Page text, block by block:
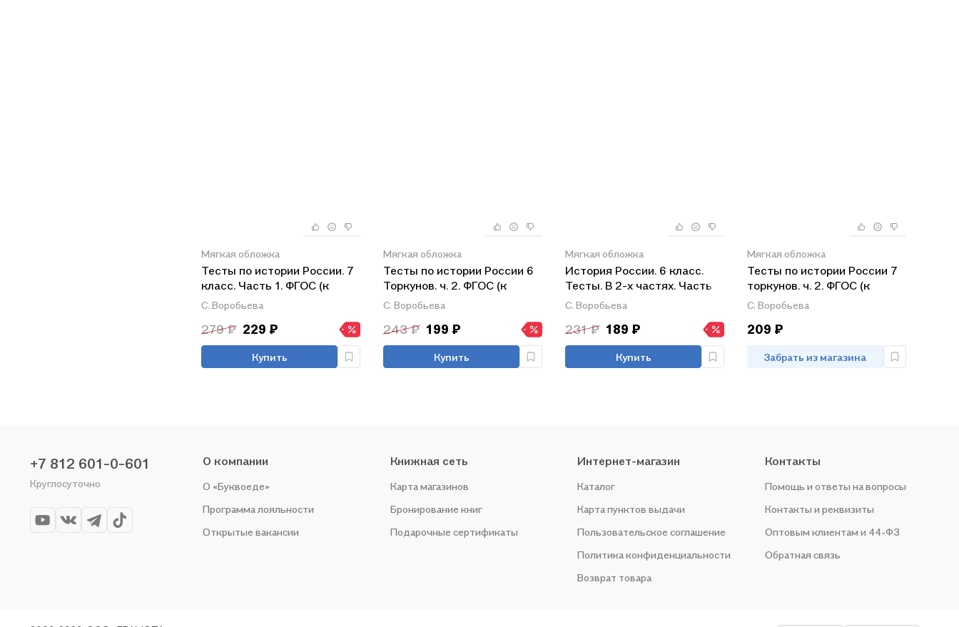
Мягкая обложка
Тесты по истории России. 7
класс. Часть 1. ФГОС (к
новому учебнику)
С. Воробьева
279 ₽ 229 ₽
Купить
Мягкая обложка
Тесты по истории России 6
Торкунов. ч. 2. ФГОС (к
новому учебнику) Изд.3
С. Воробьева
243 ₽ 199 ₽
Купить
Мягкая обложка
История России. 6 класс.
Тесты. В 2-х частях. Часть 1.
К учебнику под редакцией
А.В. Торкунова "История
России. 6 класс". ФГОС (к
новому учебнику)
С. Воробьева
231 ₽ 189 ₽
Купить
Мягкая обложка
Тесты по истории России 7
торкунов. ч. 2. ФГОС (к
новому учебнику)
С. Воробьева
209 ₽
Забрать из магазина
+7 812 601-0-601
Круглосуточно
О компании
О «Буквоеде»
Программа лояльности
Открытые вакансии
Книжная сеть
Карта магазинов
Бронирование книг
Подарочные сертификаты
Интернет-магазин
Каталог
Карта пунктов выдачи
Пользовательское соглашение
Политика конфиденциальности
Возврат товара
Контакты
Помощь и ответы на вопросы
Контакты и реквизиты
Оптовым клиентам и 44-ФЗ
Обратная связь